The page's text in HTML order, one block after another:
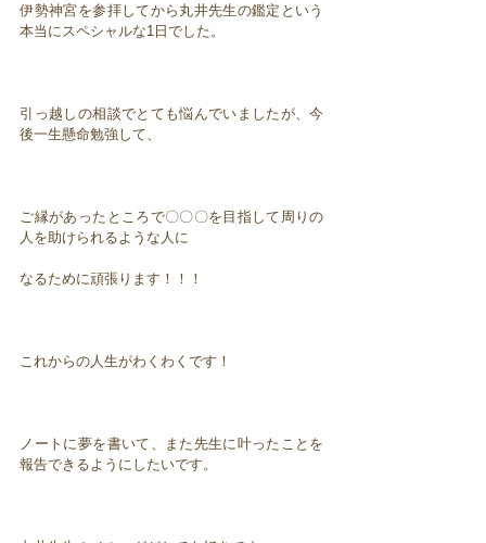
伊勢神宮を参拝してから丸井先生の鑑定という
本当にスペシャルな1日でした。
引っ越しの相談でとても悩んでいましたが、今
後一生懸命勉強して、
ご縁があったところで〇〇〇を目指して周りの
人を助けられるような人に
なるために頑張ります！！！
これからの人生がわくわくです！
ノートに夢を書いて、また先生に叶ったことを
報告できるようにしたいです。